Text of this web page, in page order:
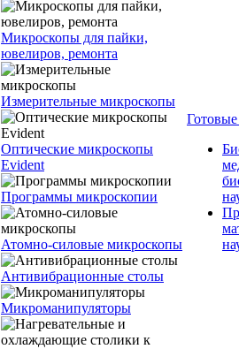
Микроскопы для пайки,
ювелиров, ремонта
Измерительные микроскопы
Оптические микроскопы
Evident
Программы микроскопии
Атомно-силовые микроскопы
Антивибрационные столы
Микроманипуляторы